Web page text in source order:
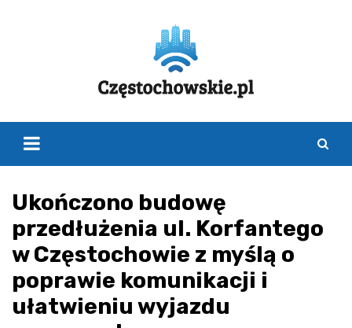
Ukończono budowę
przedłużenia ul. Korfantego
w Częstochowie z myślą o
poprawie komunikacji i
ułatwieniu wyjazdu